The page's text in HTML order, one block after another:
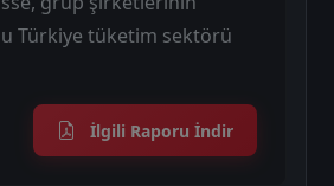
Türkiye tüketim sektörü
İlgili Raporu İndir